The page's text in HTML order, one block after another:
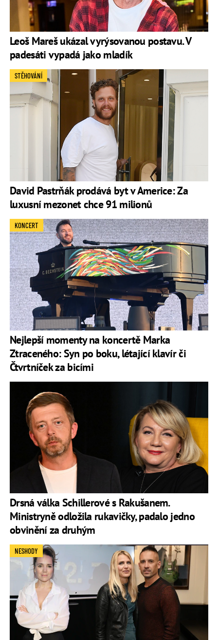
Leoš Mareš ukázal vyrýsovanou postavu. V
padesáti vypadá jako mladík
David Pastrňák prodává byt v Americe: Za
luxusní mezonet chce 91 milionů
STĚHOVÁNÍ
Nejlepší momenty na koncertě Marka
Ztraceného: Syn po boku, létající klavír či
Čtvrtníček za bicími
KONCERT
Drsná válka Schillerové s Rakušanem.
Ministryně odložila rukavičky, padalo jedno
obvinění za druhým
NESHODY